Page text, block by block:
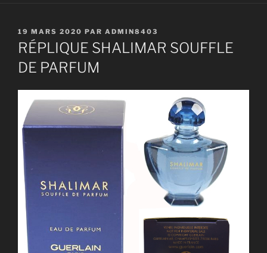
PUBLIÉ
LE
19 MARS 2020 PAR ADMIN8403
RÉPLIQUE SHALIMAR SOUFFLE
DE PARFUM